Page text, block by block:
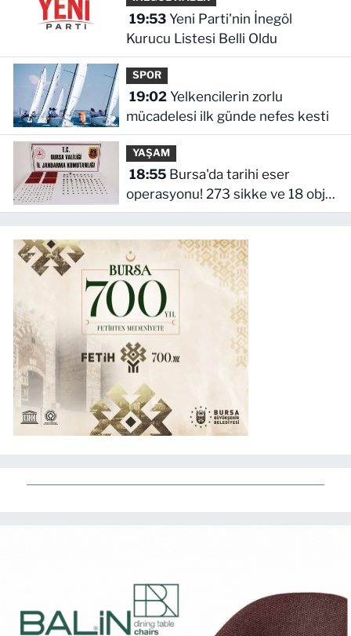
19:53Yeni Parti'nin İnegöl
Kurucu Listesi Belli Oldu
SPOR
19:02Yelkencilerin zorlu
mücadelesi ilk günde nefes kesti
YAŞAM
18:55Bursa'da tarihi eser
operasyonu! 273 sikke ve 18 obje
ele geçirildi